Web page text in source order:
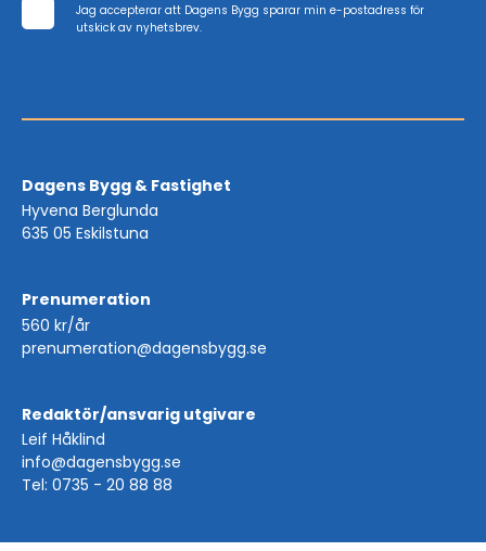
Jag accepterar att Dagens Bygg sparar min e-postadress för
utskick av nyhetsbrev.
Dagens Bygg & Fastighet
Hyvena Berglunda
635 05 Eskilstuna
Prenumeration
560 kr/år
prenumeration@dagensbygg.se
Redaktör/ansvarig utgivare
Leif Håklind
info@dagensbygg.se
Tel: 0735 - 20 88 88